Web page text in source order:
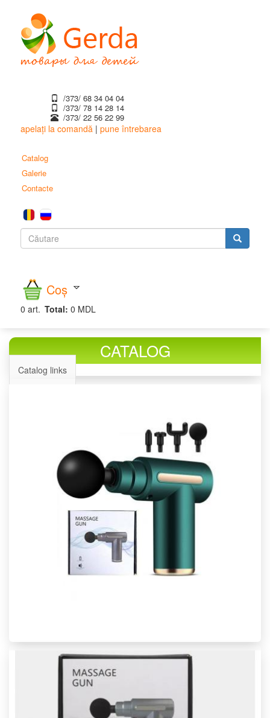
conţinutul
principal
/373/ 68 34 04 04
/373/ ‎78 14 28 14
/373/ 22 56 22 99
apelați la comandă | pune întrebarea
Catalog
Galerie
Contacte
Formular
căutare
Coș
0 art. Total: 0 MDL
CATALOG
Catalog links